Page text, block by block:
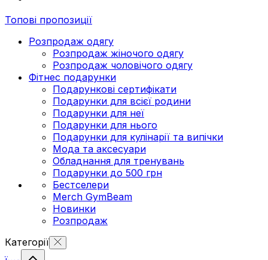
Топові пропозиції
Розпродаж одягу
Розпродаж жіночого одягу
Розпродаж чоловічого одягу
Фітнес подарунки
Подарункові сертифікати
Подарунки для всієї родини
Подарунки для неї
Подарунки для нього
Подарунки для кулінарії та випічки
Мода та аксесуари
Обладнання для тренувань
Подарунки до 500 грн
Бестселери
Merch GymBeam
Новинки
Розпродаж
Категорії